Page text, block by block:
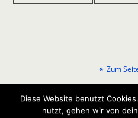
Zum
Mobil
Diese Website benutzt
nutzt, gehen wir von